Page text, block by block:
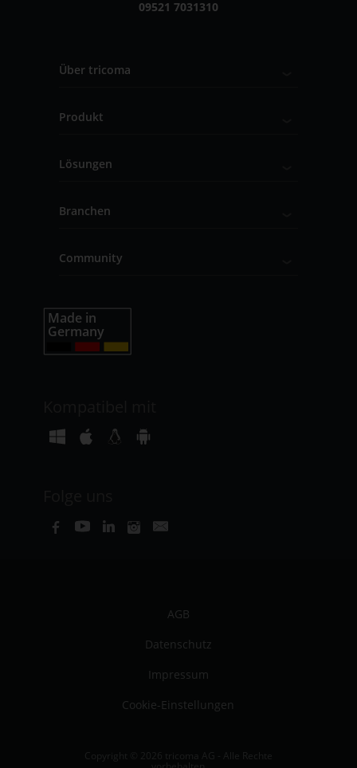
09521 7031310
Über tricoma
Produkt
Lösungen
Branchen
Community
AGB
Datenschutz
Impressum
Cookie-Einstellungen